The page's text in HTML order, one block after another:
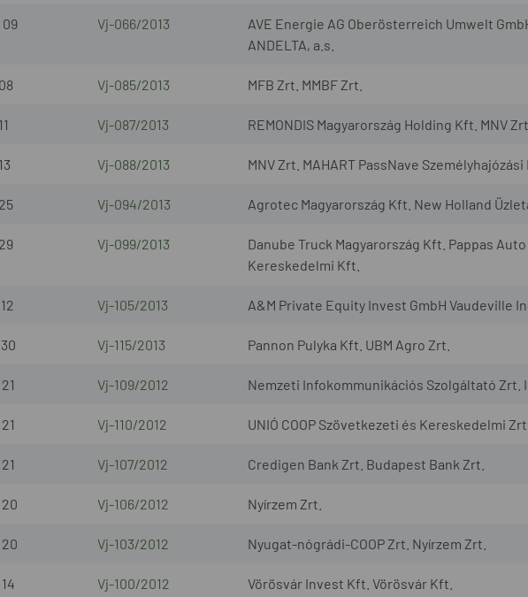
09 Vj-066/2013
AVE Energie AG Oberösterreich Umwelt
ANDELTA, a.s.
Vj-085/2013 MFB Zrt. MMBF Zrt.
Vj-087/2013 REMONDIS Magyarország Holding Kft. MNV
Vj-088/2013 MNV Zrt. MAHART PassNave Személyhajózási
Vj-094/2013 Agrotec Magyarország Kft. New Holland
Vj-099/2013
Danube Truck Magyarország Kft. Pappas
Kereskedelmi Kft.
Vj-105/2013 A&M Private Equity Invest GmbH Vaudeville
Vj-115/2013 Pannon Pulyka Kft. UBM Agro Zrt.
Vj-109/2012 Nemzeti Infokommunikációs Szolgáltató Zrt.
Vj-110/2012 UNIÓ COOP Szövetkezeti és Kereskedelmi
Vj-107/2012 Credigen Bank Zrt. Budapest Bank Zrt.
20 Vj-106/2012 Nyírzem Zrt.
20 Vj-103/2012 Nyugat-nógrádi-COOP Zrt. Nyírzem Zrt.
Vj-100/2012 Vörösvár Invest Kft. Vörösvár Kft.